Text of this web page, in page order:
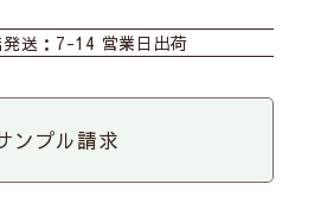
次
発送：7-14 営業日出荷
ンプル請求